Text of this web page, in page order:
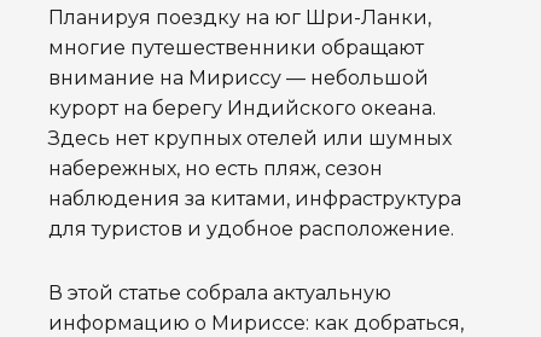
Планируя поездку на юг Шри-Ланки,
многие путешественники обращают
внимание на Мириссу — небольшой
курорт на берегу Индийского океана.
Здесь нет крупных отелей или шумных
набережных, но есть пляж, сезон
наблюдения за китами, инфраструктура
для туристов и удобное расположение.
В этой статье собрала актуальную
информацию о Мириссе: как добраться,